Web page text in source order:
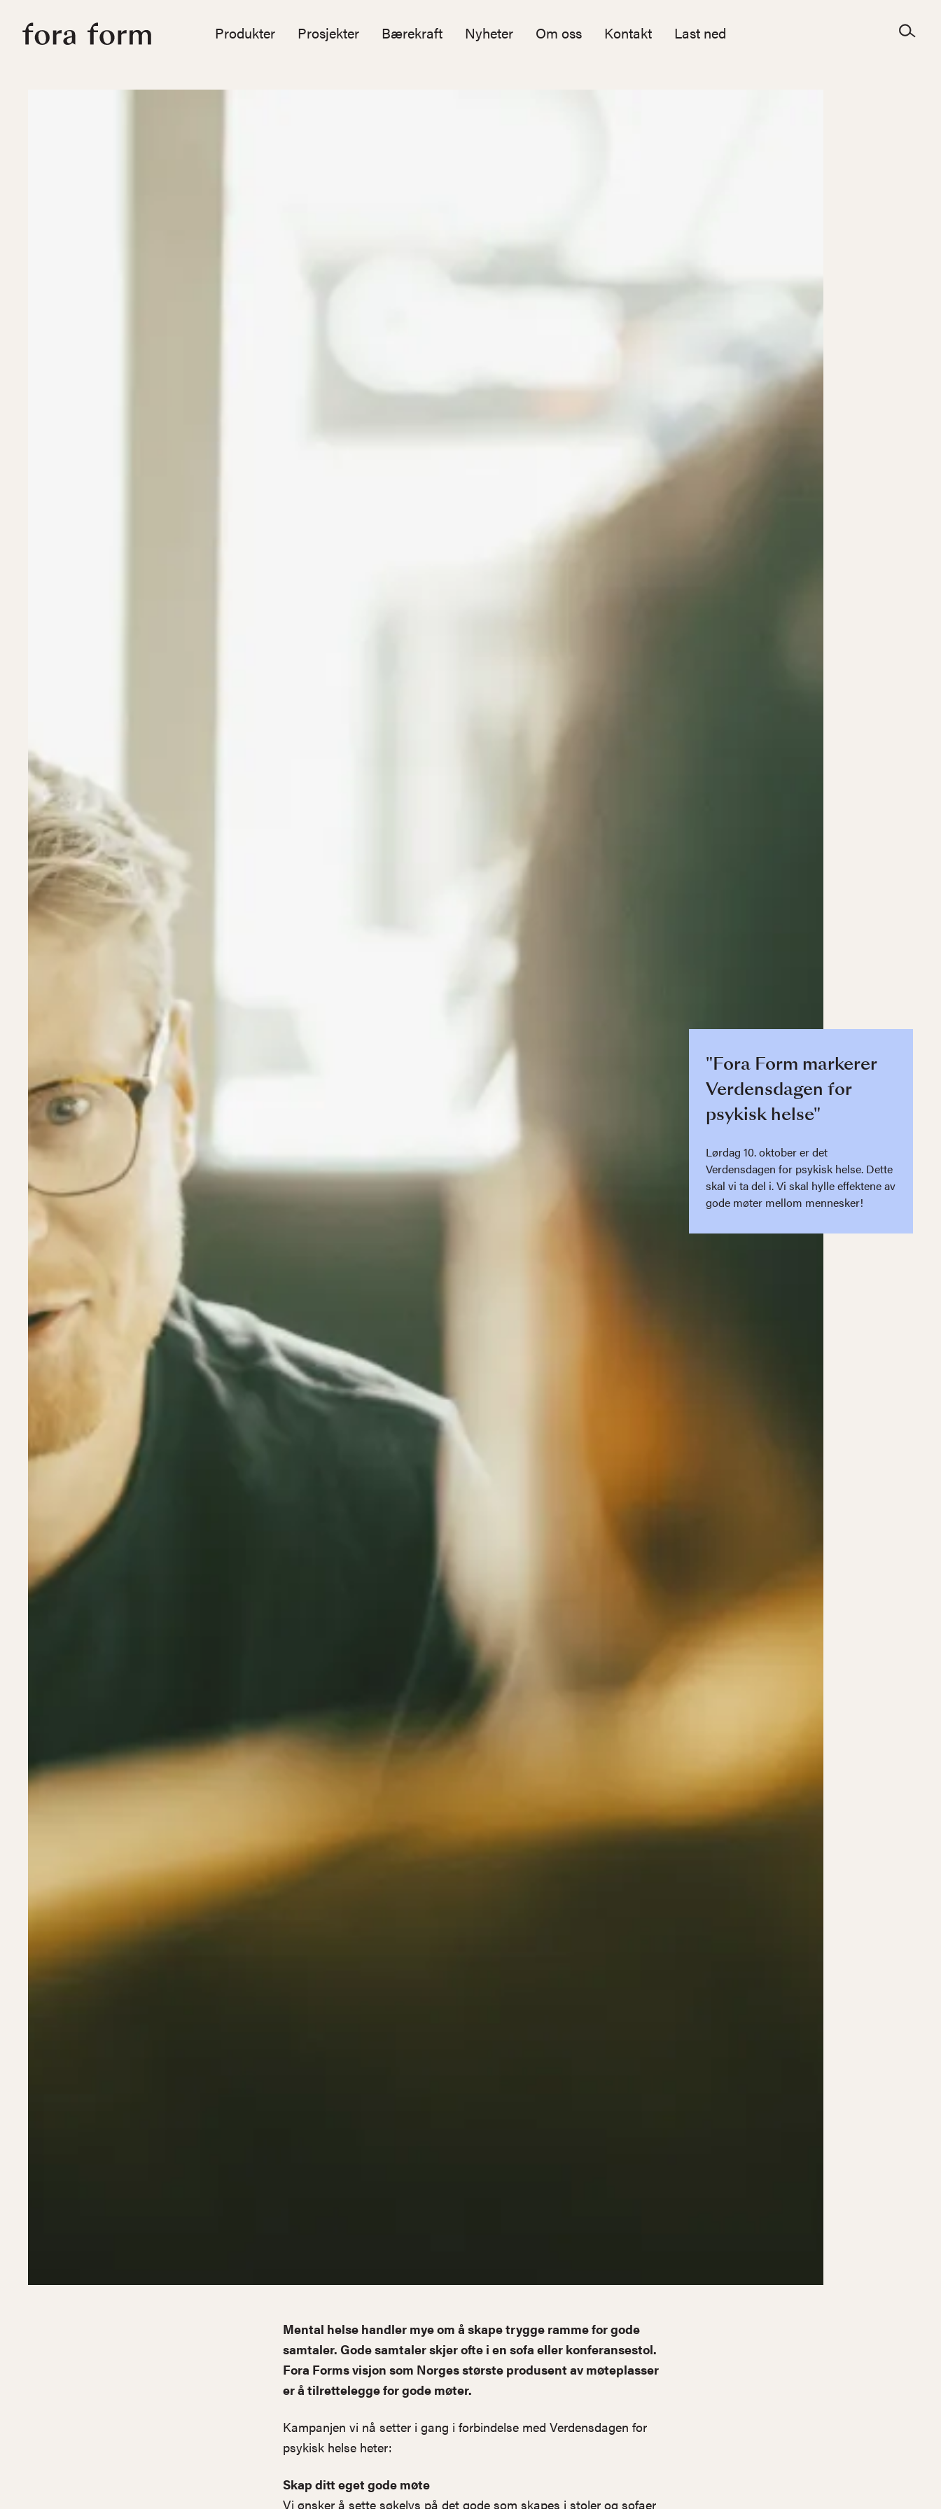
Produkter Prosjekter Bærekraft Nyheter Om oss Kontakt Last ned
"Fora Form markerer
Verdensdagen for
psykisk helse"
Lørdag 10. oktober er det
Verdensdagen for psykisk helse. Dette
skal vi ta del i. Vi skal hylle effektene av
gode møter mellom mennesker!
Mental helse handler mye om å skape trygge ramme for gode
samtaler. Gode samtaler skjer ofte i en sofa eller konferansestol.
Fora Forms visjon som Norges største produsent av møteplasser
er å tilrettelegge for gode møter.
Kampanjen vi nå setter i gang i forbindelse med Verdensdagen for
psykisk helse heter:
Skap ditt eget gode møte
Vi ønsker å sette søkelys på det gode som skapes i stoler og sofaer